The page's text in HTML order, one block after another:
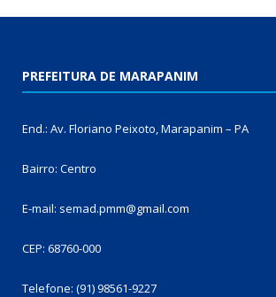
PREFEITURA DE MARAPANIM
End.: Av. Floriano Peixoto, Marapanim – PA
Bairro: Centro
E-mail: semad.pmm@gmail.com
CEP: 68760-000
Telefone: (91) 98561-9227